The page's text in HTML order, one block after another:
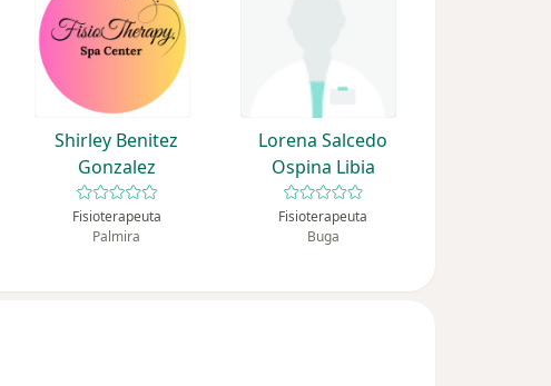
Shirley Benitez
Gonzalez
Fisioterapeuta
Palmira
Lorena Salcedo
Ospina Libia
Fisioterapeuta
Buga